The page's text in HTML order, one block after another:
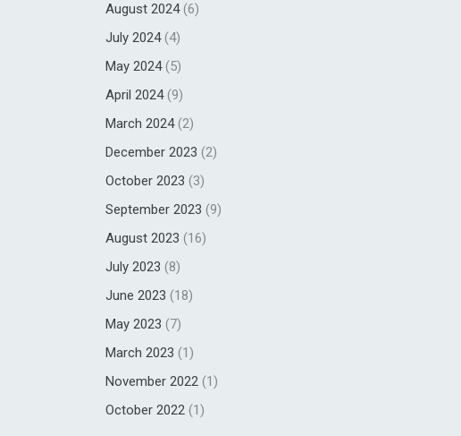
August 2024(6)
July 2024(4)
May 2024(5)
April 2024(9)
March 2024(2)
December 2023 (2)
October 2023 (3)
September 2023 (9)
August 2023 (16)
July 2023 (8)
June 2023 (18)
May 2023 (7)
March 2023 (1)
November 2022 (1)
October 2022 (1)